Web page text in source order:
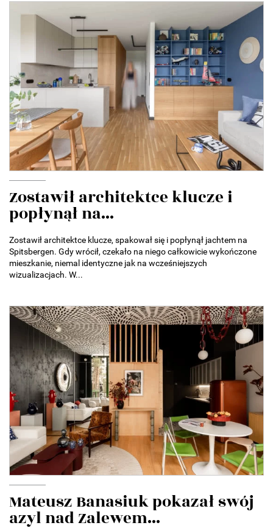
Zostawił architektce klucze i
popłynął na...
Zostawił architektce klucze, spakował się i popłynął jachtem na
Spitsbergen. Gdy wrócił, czekało na niego całkowicie wykończone
mieszkanie, niemal identyczne jak na wcześniejszych
wizualizacjach. W...
Mateusz Banasiuk pokazał swój
azyl nad Zalewem...